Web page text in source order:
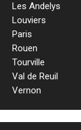
Les Andelys
Louviers
Paris
Rouen
Tourville
Val de Reuil
Vernon